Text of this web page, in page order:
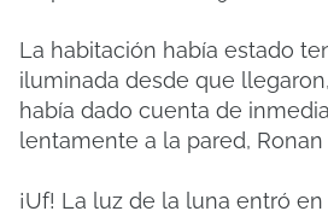
La habitación había estado
iluminada desde que
había dado cuenta de
lentamente a la pared,
¡Uf! La luz de la luna entró